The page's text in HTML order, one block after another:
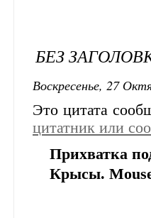
БЕЗ
Воскресенье, 27
Это цитата
цитатник или
Прихватка
Крысы.